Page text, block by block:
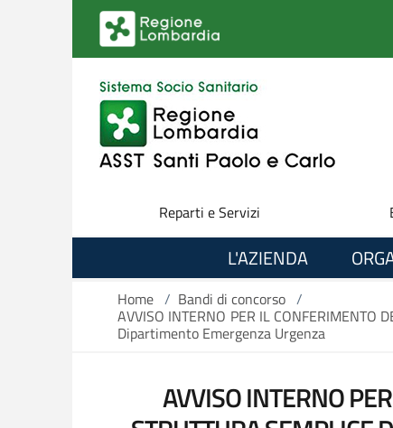
Salta al contenuto principale
Reparti e Servizi
L'AZIENDA
Home / Bandi di concorso /
AVVISO INTERNO PER IL CONFERIMENTO
Dipartimento Emergenza Urgenza
AVVISO INTERNO